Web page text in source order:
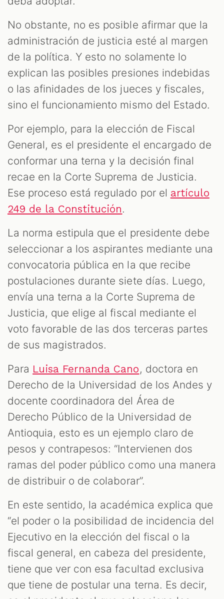
No obstante, no es posible afirmar que la
administración de justicia esté al margen
de la política. Y esto no solamente lo
explican las posibles presiones indebidas
o las afinidades de los jueces y fiscales,
sino el funcionamiento mismo del Estado.
Por ejemplo, para la elección de Fiscal
General, es el presidente el encargado de
conformar una terna y la decisión final
recae en la Corte Suprema de Justicia.
Ese proceso está regulado por el artículo
249 de la Constitución.
La norma estipula que el presidente debe
seleccionar a los aspirantes mediante una
convocatoria pública en la que recibe
postulaciones durante siete días. Luego,
envía una terna a la Corte Suprema de
Justicia, que elige al fiscal mediante el
voto favorable de las dos terceras partes
de sus magistrados.
Para Luisa Fernanda Cano, doctora en
Derecho de la Universidad de los Andes y
docente coordinadora del Área de
Derecho Público de la Universidad de
Antioquia, esto es un ejemplo claro de
pesos y contrapesos: “Intervienen dos
ramas del poder público como una manera
de distribuir o de colaborar”.
En este sentido, la académica explica que
“el poder o la posibilidad de incidencia del
Ejecutivo en la elección del fiscal o la
fiscal general, en cabeza del presidente,
tiene que ver con esa facultad exclusiva
que tiene de postular una terna. Es decir,